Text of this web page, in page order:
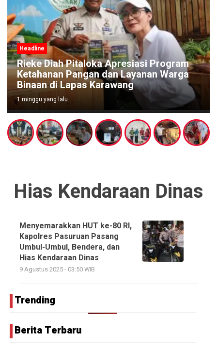
Headline
Rieke Diah Pitaloka Apresiasi Program
Ketahanan Pangan dan Layanan Warga
Binaan di Lapas Karawang
1 minggu yang lalu
Hias Kendaraan Dinas
Menyemarakkan HUT ke-80 RI,
Kapolres Pasuruan Pasang
Umbul-Umbul, Bendera, dan
Hias Kendaraan Dinas
9 Agustus 2025 - 03:50 WIB
Trending
Berita Terbaru